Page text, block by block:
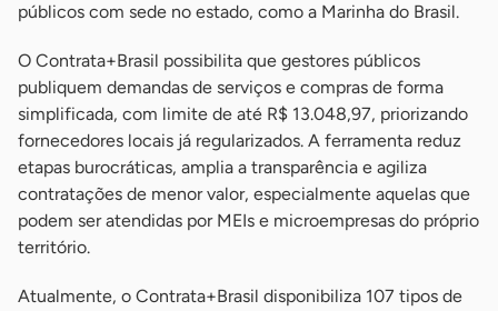
públicos com sede no estado, como a Marinha do Brasil.
O Contrata+Brasil possibilita que gestores públicos
publiquem demandas de serviços e compras de forma
simplificada, com limite de até R$ 13.048,97, priorizando
fornecedores locais já regularizados. A ferramenta reduz
etapas burocráticas, amplia a transparência e agiliza
contratações de menor valor, especialmente aquelas que
podem ser atendidas por MEIs e microempresas do próprio
território.
Atualmente, o Contrata+Brasil disponibiliza 107 tipos de